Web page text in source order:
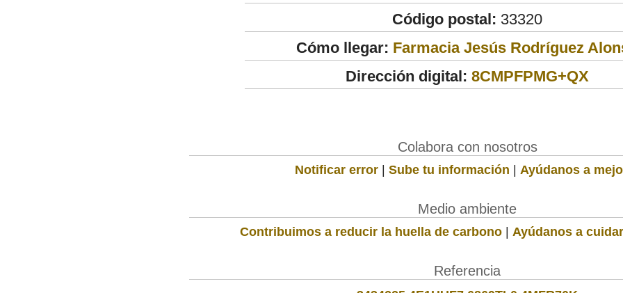
Código postal: 33320
Cómo llegar: Farmacia Jesús Rodríguez
Dirección digital: 8CMPFPMG+QX
Colabora con nosotros
Notificar error | Sube tu información | Ayúdanos a
Medio ambiente
Contribuimos a reducir la huella de carbono | Ayúdanos a
Referencia